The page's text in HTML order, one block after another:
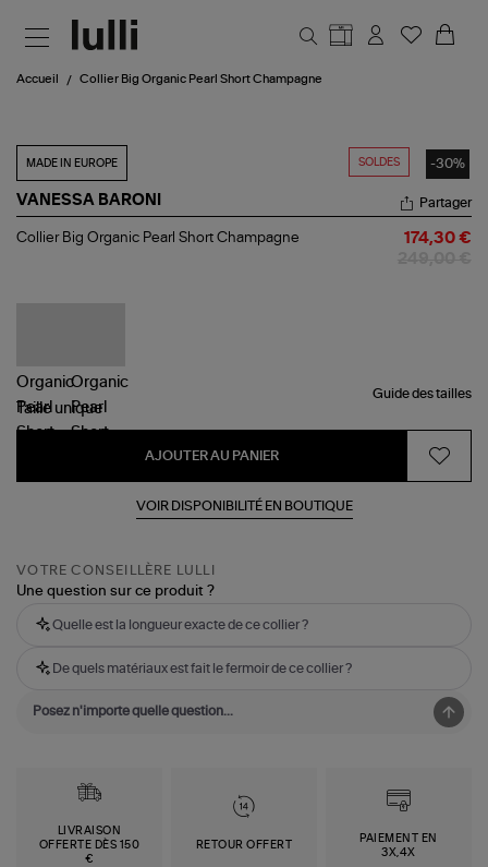
Accueil Collier Big Organic Pearl Short Champagne
SOLDES -30%
MADE IN EUROPE
VANESSA BARONI
Collier
Partager
Collier Big Organic Pearl Short Champagne 174,30 €
Guide des tailles
Taille unique
AJOUTER AU PANIER
VOIR DISPONIBILITÉ EN BOUTIQUE
VOTRE CONSEILLÈRE LULLI
Une question sur ce produit ?
Quelle est la longueur exacte de ce collier ?
De quels matériaux est fait le fermoir de ce collier ?
LIVRAISON
OFFERTE DÈS 150
€
RETOUR OFFERT
PAIEMENT EN
3X,4X